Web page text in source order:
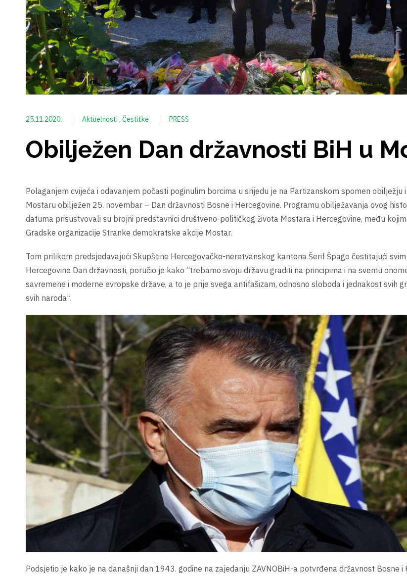
25.11.2020. Aktuelnosti Čestitke PRESS
Obilježen Dan državnosti BiH u
Polaganjem cvijeća i odavanjem počasti poginulim borcima u srijedu je na Partizanskom spomen obilježju
Mostaru obilježen 25. novembar – Dan državnosti Bosne i Hercegovine. Programu obilježavanja ovog
datuma prisustvovali su brojni predstavnici društveno-političkog života Mostara i Hercegovine, među
Gradske organizacije Stranke demokratske akcije Mostar.
Tom prilikom predsjedavajući Skupštine Hercegovačko-neretvanskog kantona Šerif Špago čestitajući
Hercegovine Dan državnosti, poručio je kako “trebamo svoju državu graditi na principima i na svemu
savremene i moderne evropske države, a to je prije svega antifašizam, odnosno sloboda i jednakost svih
svih naroda”.
Podsjetio je kako je na današnji dan 1943. godine na zajedanju ZAVNOBiH-a potvrđena državnost Bosne i